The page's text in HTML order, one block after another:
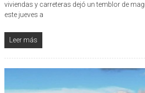
viviendas y carreteras dejó un temblor de
este jueves a
Leer más